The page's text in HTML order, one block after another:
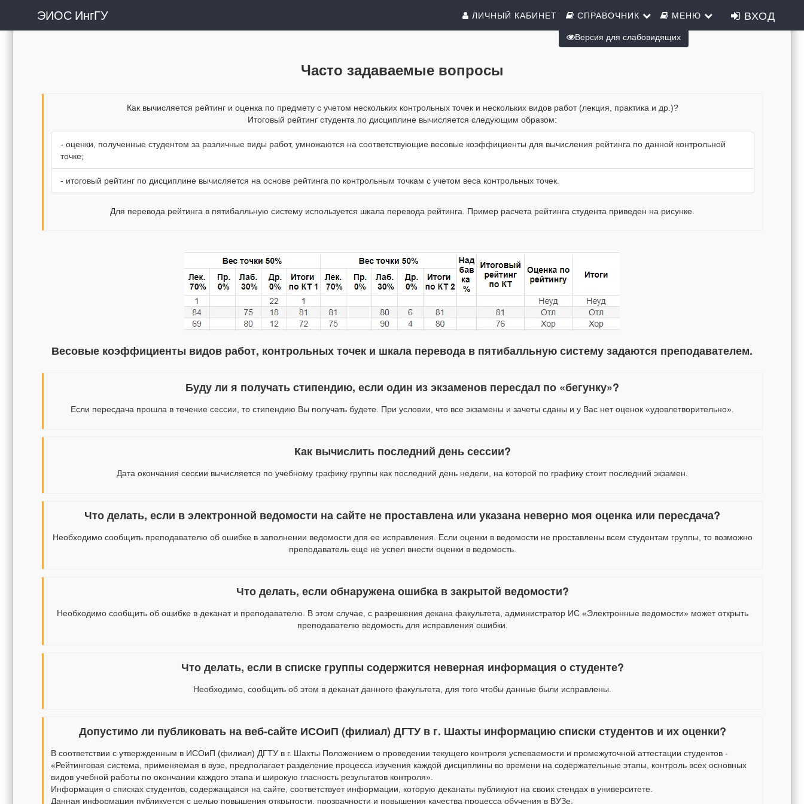
ЭИОС ИнгГУ ЛИЧНЫЙ КАБИНЕТ СПРАВОЧНИК МЕНЮ ВХОД
Часто задаваемые вопросы
Как вычисляется рейтинг и оценка по предмету с учетом нескольких контрольных точек и нескольких видов работ (лекция, практика и др.)?
Итоговый рейтинг студента по дисциплине вычисляется следующим образом:
- оценки, полученные студентом за различные виды работ, умножаются на соответствующие весовые коэффициенты для вычисления рейтинга по данной контрольной
точке;
- итоговый рейтинг по дисциплине вычисляется на основе рейтинга по контрольным точкам с учетом веса контрольных точек.
Для перевода рейтинга в пятибалльную систему используется шкала перевода рейтинга. Пример расчета рейтинга студента приведен на рисунке.
Весовые коэффициенты видов работ, контрольных точек и шкала перевода в пятибалльную систему задаются преподавателем.
Буду ли я получать стипендию, если один из экзаменов пересдал по «бегунку»?
Если пересдача прошла в течение сессии, то стипендию Вы получать будете. При условии, что все экзамены и зачеты сданы и у Вас нет оценок «удовлетворительно».
Как вычислить последний день сессии?
Дата окончания сессии вычисляется по учебному графику группы как последний день недели, на которой по графику стоит последний экзамен.
Что делать, если в электронной ведомости на сайте не проставлена или указана неверно моя оценка или пересдача?
Необходимо сообщить преподавателю об ошибке в заполнении ведомости для ее исправления. Если оценки в ведомости не проставлены всем студентам группы, то возможно
преподаватель еще не успел внести оценки в ведомость.
Что делать, если обнаружена ошибка в закрытой ведомости?
Необходимо сообщить об ошибке в деканат и преподавателю. В этом случае, с разрешения декана факультета, администратор ИС «Электронные ведомости» может открыть
преподавателю ведомость для исправления ошибки.
Что делать, если в списке группы содержится неверная информация о студенте?
Необходимо, сообщить об этом в деканат данного факультета, для того чтобы данные были исправлены.
Допустимо ли публиковать на веб-сайте ИСОиП (филиал) ДГТУ в г. Шахты информацию списки студентов и их оценки?
В соответствии с утвержденным в ИСОиП (филиал) ДГТУ в г. Шахты Положением о проведении текущего контроля успеваемости и промежуточной аттестации студентов -
«Рейтинговая система, применяемая в вузе, предполагает разделение процесса изучения каждой дисциплины во времени на содержательные этапы, контроль всех основных
видов учебной работы по окончании каждого этапа и широкую гласность результатов контроля».
Информация о списках студентов, содержащаяся на сайте, соответствует информации, которую деканаты публикуют на своих стендах в университете.
Данная информация публикуется с целью повышения открытости, прозрачности и повышения качества процесса обучения в ВУЗе.
Версия для слабовидящих